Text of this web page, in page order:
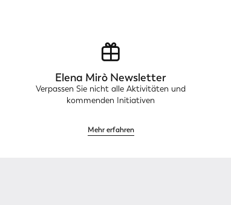
Elena Mirò Newsletter
Verpassen Sie nicht alle Aktivitäten und
kommenden Initiativen
Mehr erfahren